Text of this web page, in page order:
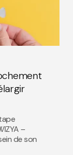
–
de son